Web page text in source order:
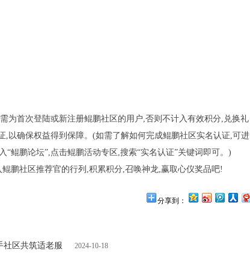
为首次登陆或新注册鲲鹏社区的用户,否则不计入有效积分,兑换礼
,以确保权益得到保障。(如需了解如何完成鲲鹏社区实名认证,可进
“鲲鹏论坛”,点击鲲鹏活动专区,搜索“实名认证”关键词即可。)
鹏社区推荐官的行列,积累积分,召唤神龙,赢取心仪奖品吧!
分享到：
社区共筑适老服 2024-10-18